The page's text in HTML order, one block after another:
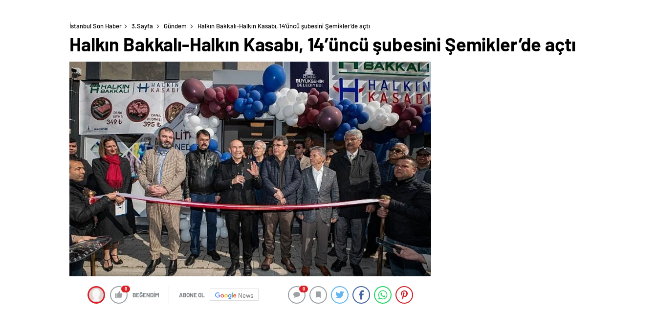
İstanbul Son Haber 3.Sayfa Gündem Halkın Bakkalı-Halkın Kasabı, 14’üncü şubesini Şemikler’de açtı
Halkın Bakkalı-Halkın Kasabı, 14’üncü şubesini Şemikler’de açtı
0
BEĞENDİM ABONE OL News
0